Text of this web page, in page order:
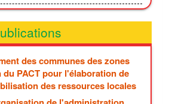
des communes des zones
PACT pour l'élaboration de
des ressources locales